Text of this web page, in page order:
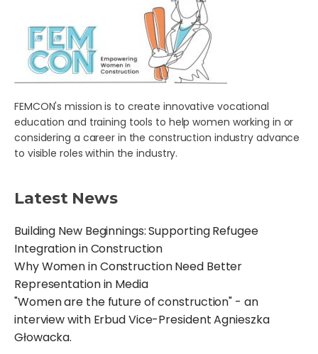
FEMCON's mission is to create innovative vocational
education and training tools to help women working in or
considering a career in the construction industry advance
to visible roles within the industry.
Latest News
Building New Beginnings: Supporting Refugee
Integration in Construction
Why Women in Construction Need Better
Representation in Media
"Women are the future of construction" - an
interview with Erbud Vice-President Agnieszka
Głowacka.